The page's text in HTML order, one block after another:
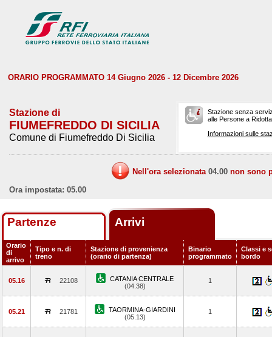
ORARIO PROGRAMMATO 14 Giugno 2026 - 12 Dicembre 2026
Stazione di
FIUMEFREDDO DI SICILIA
Comune di Fiumefreddo Di Sicilia
Stazione senza
alle Persone a
Informazioni sulle
Nell'ora selezionata 04.00 non sono
Ora impostata: 05.00
Partenze Arrivi
Orario
di
arrivo
Tipo e n. di
treno
Stazione di provenienza
(orario di partenza)
Binario
programmato
Classi e
bordo
05.16 22108
CATANIA CENTRALE
(04.38)
1
05.21 21781
TAORMINA-GIARDINI
(05.13)
1